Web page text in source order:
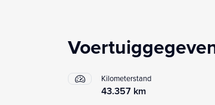
Kilometerstand
43.357 km